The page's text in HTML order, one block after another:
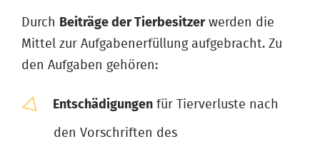
Durch Beiträge der Tierbesitzerwerden die
Mittel zur Aufgabenerfüllung aufgebracht. Zu
den Aufgaben gehören:
Entschädigungen für Tierverluste nach
den Vorschriften des